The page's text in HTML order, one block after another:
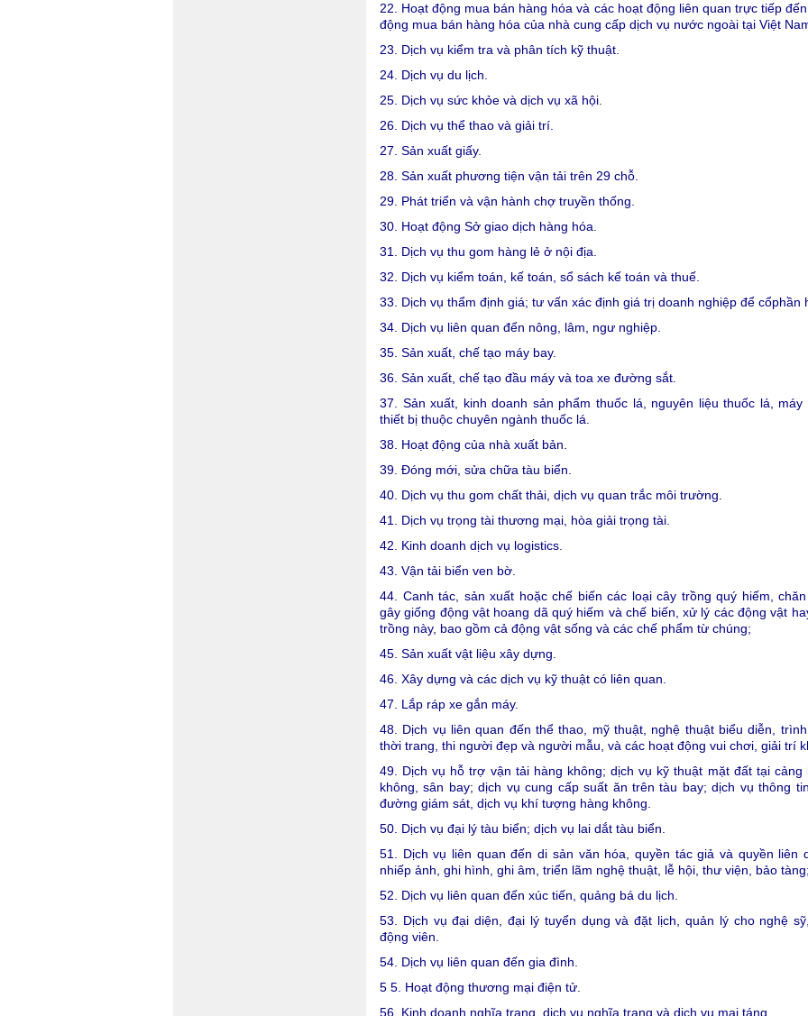
22. Hoạt động mua bán hàng hóa và các hoạt động liên quan trực tiếp
động mua bán hàng hóa của nhà cung cấp dịch vụ nước ngoài tại Việt
23. Dịch vụ kiểm tra và phân tích kỹ thuật.
24. Dịch vụ du lịch.
25. Dịch vụ sức khỏe và dịch vụ xã hội.
26. Dịch vụ thể thao và giải trí.
27. Sản xuất giấy.
28. Sản xuất phương tiện vận tải trên 29 chỗ.
29. Phát triển và vận hành chợ truyền thống.
30. Hoạt động Sở giao dịch hàng hóa.
31. Dịch vụ thu gom hàng lẻ ở nội địa.
32. Dịch vụ kiểm toán, kế toán, sổ sách kế toán và thuế.
33. Dịch vụ thẩm định giá; tư vấn xác định giá trị doanh nghiệp để cổphần
34. Dịch vụ liên quan đến nông, lâm, ngư nghiệp.
35. Sản xuất, chế tạo máy bay.
36. Sản xuất, chế tạo đầu máy và toa xe đường sắt.
37. Sản xuất, kinh doanh sản phẩm thuốc lá, nguyên liệu thuốc lá, máy
thiết bị thuộc chuyên ngành thuốc lá.
38. Hoạt động của nhà xuất bản.
39. Đóng mới, sửa chữa tàu biển.
40. Dịch vụ thu gom chất thải, dịch vụ quan trắc môi trường.
41. Dịch vụ trọng tài thương mại, hòa giải trọng tài.
42. Kinh doanh dịch vụ logistics.
43. Vận tải biển ven bờ.
44. Canh tác, sản xuất hoặc chế biến các loại cây trồng quý hiếm,
gây giống động vật hoang dã quý hiếm và chế biến, xử lý các động vật
trồng này, bao gồm cả động vật sống và các chế phẩm từ chúng;
45. Sản xuất vật liệu xây dựng.
46. Xây dựng và các dịch vụ kỹ thuật có liên quan.
47. Lắp ráp xe gắn máy.
48. Dịch vụ liên quan đến thể thao, mỹ thuật, nghệ thuật biểu diễn,
thời trang, thi người đẹp và người mẫu, và các hoạt động vui chơi, giải trí
49. Dịch vụ hỗ trợ vận tải hàng không; dịch vụ kỹ thuật mặt đất tại cảng
không, sân bay; dịch vụ cung cấp suất ăn trên tàu bay; dịch vụ thông
đường giám sát, dịch vụ khí tượng hàng không.
50. Dịch vụ đại lý tàu biển; dịch vụ lai dắt tàu biển.
51. Dịch vụ liên quan đến di sản văn hóa, quyền tác giả và quyền liên
nhiếp ảnh, ghi hình, ghi âm, triển lãm nghệ thuật, lễ hội, thư viện, bảo tàng;
52. Dịch vụ liên quan đến xúc tiến, quảng bá du lịch.
53. Dịch vụ đại diện, đại lý tuyển dụng và đặt lịch, quản lý cho nghệ
động viên.
54. Dịch vụ liên quan đến gia đình.
5 5. Hoạt động thương mại điện tử.
56. Kinh doanh nghĩa trang, dịch vụ nghĩa trang và dịch vụ mai táng.